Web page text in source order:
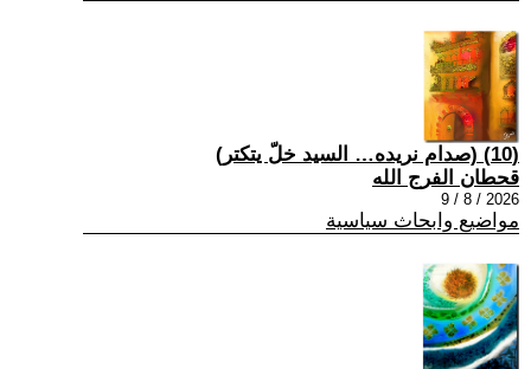
(10) (صدام نريده… السيد خلّ يتكتر)
قحطان الفرج الله
2026 / 8 / 9
مواضيع وابحاث سياسية